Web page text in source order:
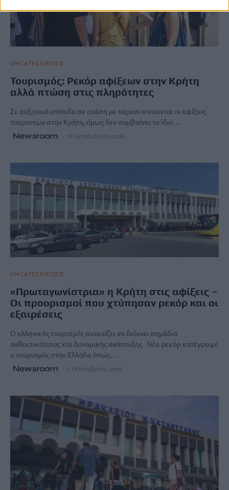
UNCATEGORIZED
Τουρισμός: Ρεκόρ αφίξεων στην Κρήτη
αλλά πτώση στις πληρότητες
Σε αυξητικά επίπεδα σε σχέση με πέρυσι κινούνται οι αφίξεις
τουριστών στην Κρήτη, όμως δεν συμβαίνει το ίδιο…
Newsroom 16 Σεπτεμβρίου, 2025
UNCATEGORIZED
«Πρωταγωνίστρια» η Κρήτη στις αφίξεις –
Οι προορισμοί που χτύπησαν ρεκόρ και οι
εξαιρέσεις
Ο ελληνικός τουρισμός συνεχίζει να δείχνει σημάδια
ανθεκτικότητας και δυναμικής ανάπτυξης Νέα ρεκόρ κατέγραψε
ο τουρισμός στην Ελλάδα όπως…
Newsroom 2 Σεπτεμβρίου, 2025